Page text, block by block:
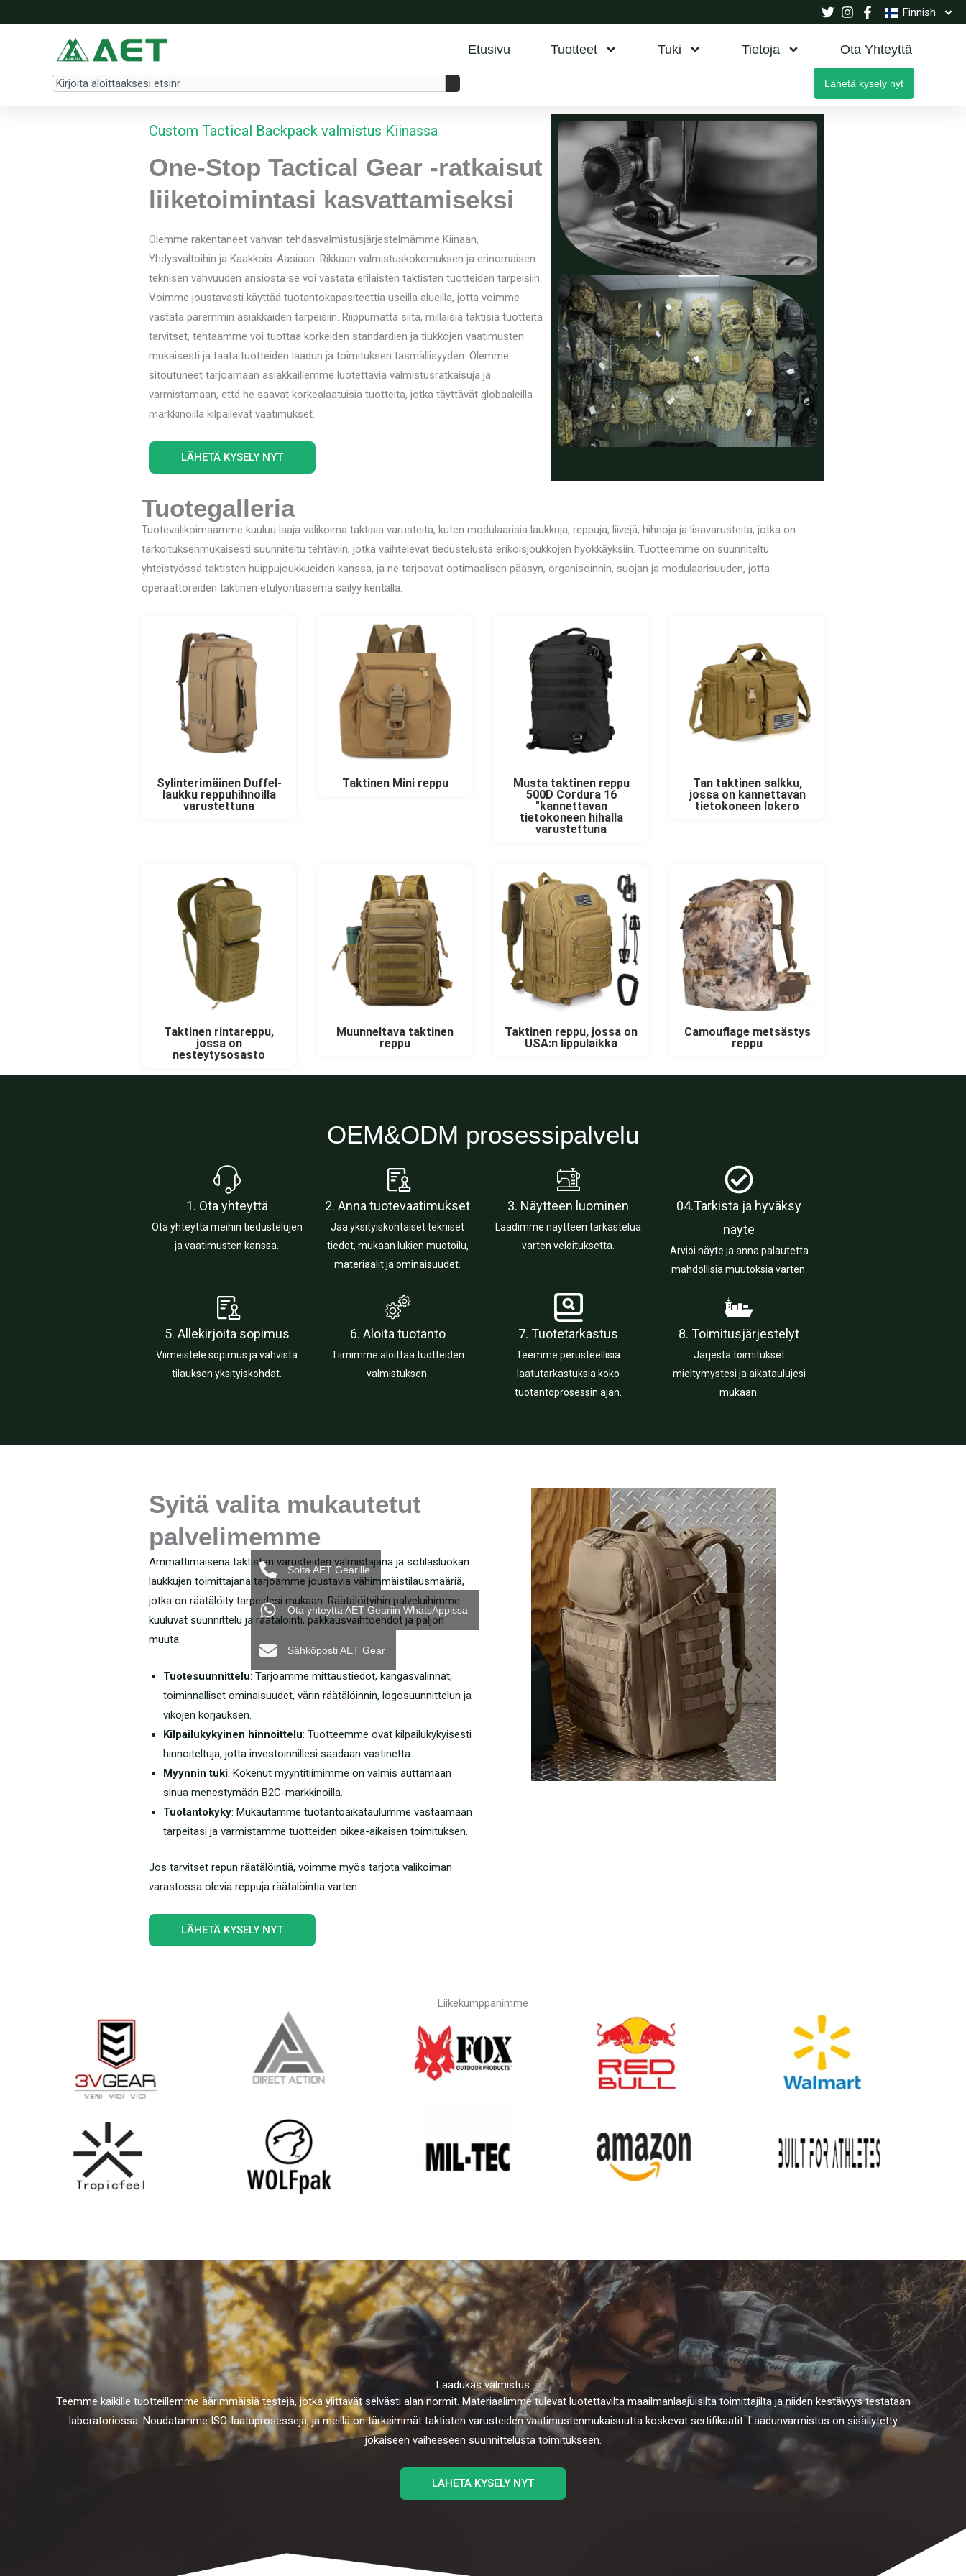
sisältöön
Finnish
Etusivu Tuotteet Tuki Tietoja Ota Yhteyttä
Search Lähetä kysely nyt
Custom Tactical Backpack valmistus Kiinassa
One-Stop Tactical Gear -ratkaisut
liiketoimintasi kasvattamiseksi
Olemme rakentaneet vahvan tehdasvalmistusjärjestelmämme Kiinaan,
Yhdysvaltoihin ja Kaakkois-Aasiaan. Rikkaan valmistuskokemuksen ja erinomaisen
teknisen vahvuuden ansiosta se voi vastata erilaisten taktisten tuotteiden tarpeisiin.
Voimme joustavasti käyttää tuotantokapasiteettia useilla alueilla, jotta voimme
vastata paremmin asiakkaiden tarpeisiin. Riippumatta siitä, millaisia taktisia tuotteita
tarvitset, tehtaamme voi tuottaa korkeiden standardien ja tiukkojen vaatimusten
mukaisesti ja taata tuotteiden laadun ja toimituksen täsmällisyyden. Olemme
sitoutuneet tarjoamaan asiakkaillemme luotettavia valmistusratkaisuja ja
varmistamaan, että he saavat korkealaatuisia tuotteita, jotka täyttävät globaaleilla
markkinoilla kilpailevat vaatimukset.
LÄHETÄ KYSELY NYT
Tuotegalleria
Tuotevalikoimaamme kuuluu laaja valikoima taktisia varusteita, kuten modulaarisia laukkuja, reppuja, liivejä, hihnoja ja lisävarusteita, jotka on
tarkoituksenmukaisesti suunniteltu tehtäviin, jotka vaihtelevat tiedustelusta erikoisjoukkojen hyökkäyksiin. Tuotteemme on suunniteltu
yhteistyössä taktisten huippujoukkueiden kanssa, ja ne tarjoavat optimaalisen pääsyn, organisoinnin, suojan ja modulaarisuuden, jotta
operaattoreiden taktinen etulyöntiasema säilyy kentällä.
Sylinterimäinen Duffel-
laukku reppuhihnoilla
varustettuna
Taktinen Mini reppu
Musta taktinen reppu
500D Cordura 16
"kannettavan
tietokoneen hihalla
varustettuna
Tan taktinen salkku,
jossa on kannettavan
tietokoneen lokero
Taktinen rintareppu,
jossa on
nesteytysosasto
Muunneltava taktinen
reppu
Taktinen reppu, jossa on
USA:n lippulaikka
Camouflage metsästys
reppu
OEM&ODM prosessipalvelu
1. Ota yhteyttä
Ota yhteyttä meihin tiedustelujen
ja vaatimusten kanssa.
2. Anna tuotevaatimukset
Jaa yksityiskohtaiset tekniset
tiedot, mukaan lukien muotoilu,
materiaalit ja ominaisuudet.
3. Näytteen luominen
Laadimme näytteen tarkastelua
varten veloituksetta.
04.Tarkista ja hyväksy
näyte
Arvioi näyte ja anna palautetta
mahdollisia muutoksia varten.
5. Allekirjoita sopimus
Viimeistele sopimus ja vahvista
tilauksen yksityiskohdat.
6. Aloita tuotanto
Tiimimme aloittaa tuotteiden
valmistuksen.
7. Tuotetarkastus
Teemme perusteellisia
laatutarkastuksia koko
tuotantoprosessin ajan.
8. Toimitusjärjestelyt
Järjestä toimitukset
mieltymystesi ja aikataulujesi
mukaan.
Syitä valita mukautetut
palvelimemme
Ammattimaisena taktisten varusteiden valmistajana ja sotilasluokan
laukkujen toimittajana tarjoamme joustavia vähimmäistilausmääriä,
jotka on räätälöity tarpeidesi mukaan. Räätälöityihin palveluihimme
kuuluvat suunnittelu ja räätälöinti, pakkausvaihtoehdot ja paljon
muuta.
Tuotesuunnittelu: Tarjoamme mittaustiedot, kangasvalinnat,
toiminnalliset ominaisuudet, värin räätälöinnin, logosuunnittelun ja
vikojen korjauksen.
Kilpailukykyinen hinnoittelu: Tuotteemme ovat kilpailukykyisesti
hinnoiteltuja, jotta investoinnillesi saadaan vastinetta.
Myynnin tuki: Kokenut myyntitiimimme on valmis auttamaan
sinua menestymään B2C-markkinoilla.
Tuotantokyky: Mukautamme tuotantoaikataulumme vastaamaan
tarpeitasi ja varmistamme tuotteiden oikea-aikaisen toimituksen.
Jos tarvitset repun räätälöintiä, voimme myös tarjota valikoiman
varastossa olevia reppuja räätälöintiä varten.
LÄHETÄ KYSELY NYT
Liikekumppanimme
Laadukas valmistus
Teemme kaikille tuotteillemme äärimmäisiä testejä, jotka ylittävät selvästi alan normit. Materiaalimme tulevat luotettavilta maailmanlaajuisilta toimittajilta ja niiden kestävyys testataan
laboratoriossa. Noudatamme ISO-laatuprosesseja, ja meillä on tärkeimmät taktisten varusteiden vaatimustenmukaisuutta koskevat sertifikaatit. Laadunvarmistus on sisällytetty
jokaiseen vaiheeseen suunnittelusta toimitukseen.
LÄHETÄ KYSELY NYT
Soita AET Gearille
Ota yhteyttä AET Geariin WhatsAppissa
Sähköposti AET Gear